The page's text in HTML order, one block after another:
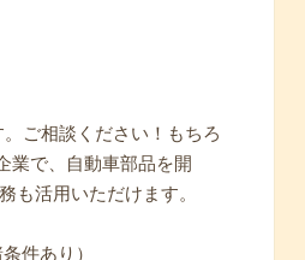
ご相談ください！もちろ
業で、自動車部品を開
も活用いただけます。
件あり）